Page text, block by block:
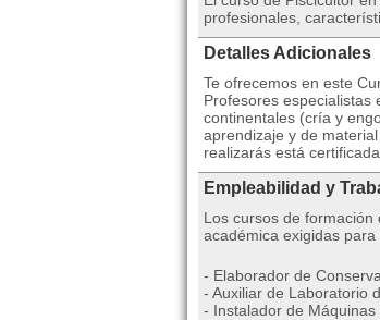
profesionales,
Detalles Adicionales
Te ofrecemos en este
Profesores especialistas
continentales (cría y
aprendizaje y de
realizarás está
Empleabilidad y
Los cursos de
académica exigidas
- Elaborador de
- Auxiliar de Laboratorio
- Instalador de Máquinas